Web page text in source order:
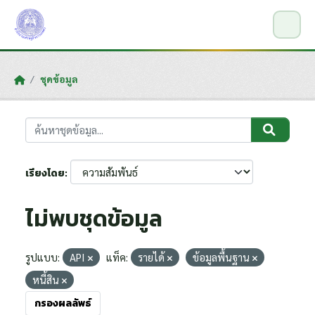
Skip to main content
ชุดข้อมูล
เรียงโดย
ไม่พบชุดข้อมูล
รูปแบบ: API แท็ค: รายได้
ข้อมูลพื้นฐาน
หนี้สิน
กรองผลลัพธ์